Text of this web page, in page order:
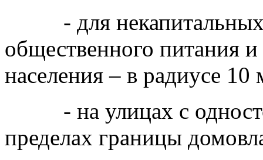
- для некапитальных
общественного питания
населения – в радиусе 10
- на улицах с
пределах границы